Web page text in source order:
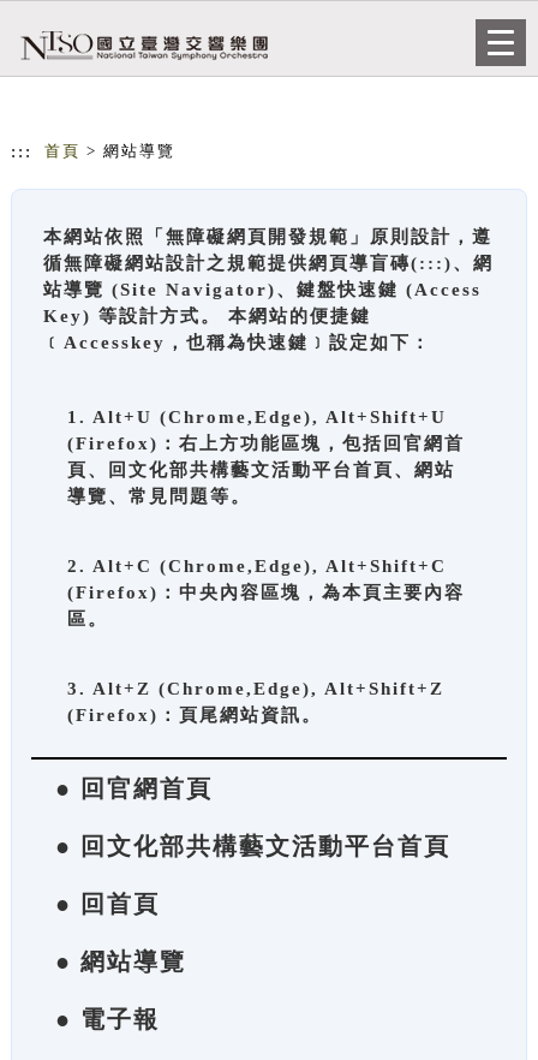
::: 首頁 > 網站導覽
本網站依照「無障礙網頁開發規範」原則設計，遵
循無障礙網站設計之規範提供網頁導盲磚(:::)、網
站導覽 (Site Navigator)、鍵盤快速鍵 (Access
Key) 等設計方式。 本網站的便捷鍵
﹝Accesskey，也稱為快速鍵﹞設定如下：
1. Alt+U (Chrome,Edge), Alt+Shift+U
(Firefox)：右上方功能區塊，包括回官網首
頁、回文化部共構藝文活動平台首頁、網站
導覽、常見問題等。
2. Alt+C (Chrome,Edge), Alt+Shift+C
(Firefox)：中央內容區塊，為本頁主要內容
區。
3. Alt+Z (Chrome,Edge), Alt+Shift+Z
(Firefox)：頁尾網站資訊。
● 回官網首頁
● 回文化部共構藝文活動平台首頁
● 回首頁
● 網站導覽
● 電子報